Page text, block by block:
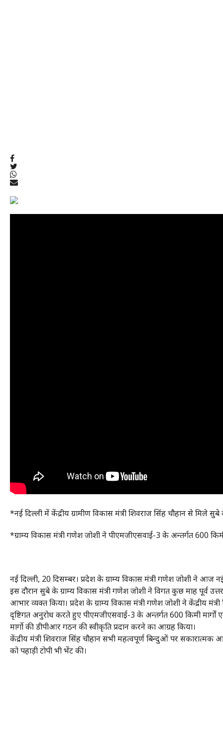
*नई दिल्ली में केंद्रीय ग्रामीण विकास मंत्री शिवराज सिंह चौहान से मिले
*ग्राम्य विकास मंत्री गणेश जोशी ने पीएमजीएसवाई-3 के अन्तर्गत 600
नई दिल्ली, 20 दिसम्बर। प्रदेश के ग्राम्य विकास मंत्री गणेश जोशी ने आज
इस दौरान सुबे के ग्राम्य विकास मंत्री गणेश जोशी ने विगत कुछ माह पूर्व
आभार व्यक्त किया। प्रदेश के ग्राम्य विकास मंत्री गणेश जोशी ने केंद्रीय
दृष्टिगत अनुरोध करते हुए पीएमजीएसवाई-3 के अन्तर्गत 600 किमी
मार्गो की डीपीआर गठन की स्वीकृति प्रदान करने का आग्रह किया।
केंद्रीय मंत्री शिवराज सिंह चौहान सभी महत्वपूर्ण बिन्दुओं पर सकारात्मक
को पहाड़ी टोपी भी भेंट की।